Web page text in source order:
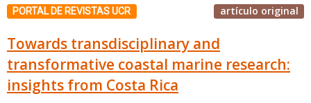
PORTAL DE REVISTAS UCR artículo original
Towards transdisciplinary and
transformative coastal marine research:
insights from Costa Rica